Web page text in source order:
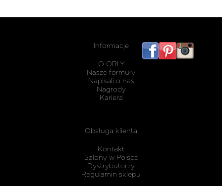
Informacje
O ORLY
Nasze formuły
Napisali o nas
Nagrody
Kariera
Obsługa klienta
Kontakt
Salony w Polsce
Dystrybutorzy
Regulamin sklepu